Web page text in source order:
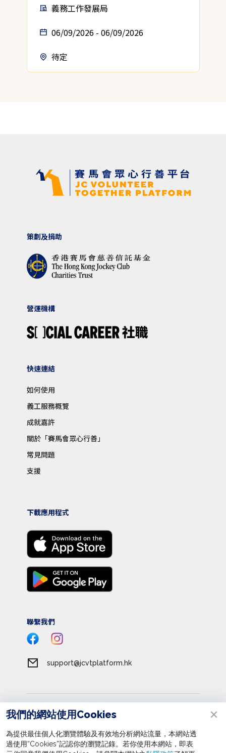
義務工作發展局
06/09/2026 - 06/09/2026
待定
策劃及捐助
營運機構
快速連結
如何使用
義工服務概覽
成就嘉許
關於「賽馬會眾心行善」
常見問題
支援
下載應用程式
聯繫我們
support@jcvtplatform.hk
私隱政策
收集個人資料聲明
我們的網站使用Cookies
為提供最佳個人化瀏覽體驗及有效地分析網站流量，本網站透
過使用“Cookies”記認你的瀏覽記錄。若你使用本網站，即表